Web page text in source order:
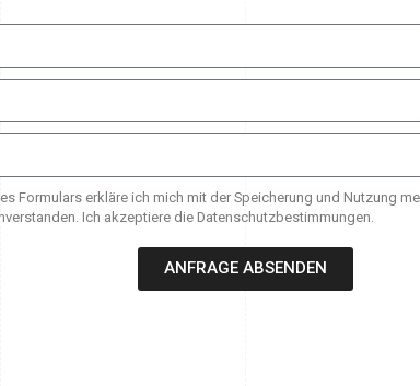
Formulars erkläre ich mich mit der Speicherung und Nutzung
Ich akzeptiere die Datenschutzbestimmungen.
ANFRAGE ABSENDEN